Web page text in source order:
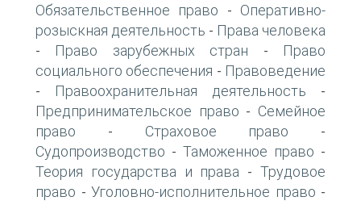
Обязательственное право - Оперативно-
розыскная деятельность - Права человека
- Право зарубежных стран -
Право
социального обеспечения - Правоведение
- Правоохранительная деятельность -
Предпринимательское право - Семейное
право - Страховое право -
Судопроизводство - Таможенное право -
Теория государства и права -Трудовое
право - Уголовно-исполнительное право -